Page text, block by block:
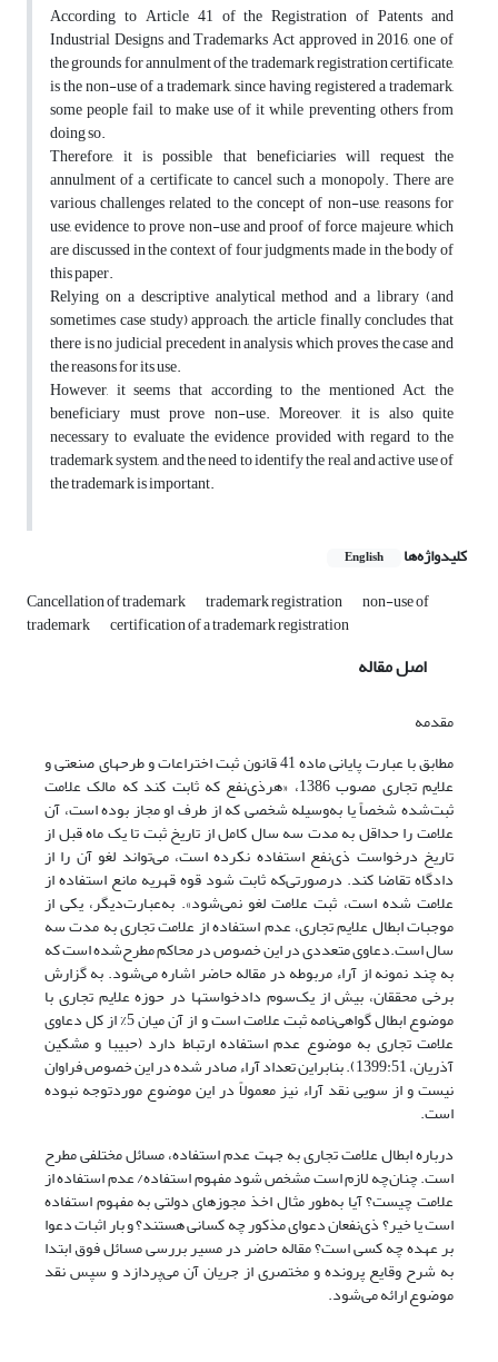
According to Article 41 of the Registration of Patents and
Industrial Designs and Trademarks Act approved in 2016, one of
the grounds for annulment of the trademark registration certificate,
is the non-use of a trademark, since having registered a trademark,
some people fail to make use of it while preventing others from
doing so.
Therefore, it is possible that beneficiaries will request the
annulment of a certificate to cancel such a monopoly. There are
various challenges related to the concept of non-use, reasons for
use, evidence to prove non-use and proof of force majeure, which
are discussed in the context of four judgments made in the body of
this paper.
Relying on a descriptive analytical method and a library (and
sometimes case study) approach, the article finally concludes that
there is no judicial precedent in analysis which proves the case and
the reasons for its use.
However, it seems that according to the mentioned Act, the
beneficiary must prove non-use. Moreover, it is also quite
necessary to evaluate the evidence provided with regard to the
trademark system, and the need to identify the real and active use of
the trademark is important.
کلیدواژه‌ها English
Cancellation of trademark trademark registration non-use of
trademark certification of a trademark registration
اصل مقاله
مقدمه
مطابق با عبارت پایانی ماده 41 قانون ثبت اختراعات و طرحهای صنعتی و
علایم تجاری مصوب 1386، «هرذی‌نفع که ثابت کند که مالک علامت
ثبت‌شده شخصاً یا به‌وسیله شخصی که از طرف او مجاز بوده است‌، آن
علامت را حداقل به مدت سه سال کامل از تاریخ ثبت تا یک ماه قبل از
تاریخ درخواست ذی‌نفع استفاده نکرده است‌، می‌تواند لغو آن را از
دادگاه تقاضا کند. درصورتی‌که ثابت شود قوه قهریه مانع استفاده از
علامت شده است‌، ثبت علامت لغو نمی‌شود». به‌عبارت‌دیگر، یکی از
موجبات ابطال علایم تجاری، عدم استفاده از علامت تجاری به مدت سه
سال است.دعاوی متعددی در این خصوص در محاکم مطرح‌شده است که
به چند نمونه از آراء مربوطه در مقاله حاضر اشاره می‌شود. به گزارش
برخی محققان، بیش از یک‌سوم دادخواستها در حوزه علایم تجاری با
موضوع ابطال گواهی‌نامه ثبت علامت است و از آن میان 5% از کل دعاوی
علامت تجاری به موضوع عدم استفاده ارتباط دارد (حبیبا و مشکین
آذریان، 1399:51). بنابراین تعداد آراء صادر شده در این خصوص فراوان
نیست و از سویی نقد آراء نیز معمولاً در این موضوع موردتوجه نبوده
است.
درباره ابطال علامت تجاری به جهت عدم استفاده، مسائل مختلفی مطرح
است. چنان‌چه لازم است مشخص شود مفهوم استفاده/ عدم استفاده از
علامت چیست؟ آیا به‌طور مثال اخذ مجوزهای دولتی به مفهوم استفاده
است یا خیر؟ ذی‌نفعان دعوای مذکور چه کسانی هستند؟ و بار اثبات دعوا
بر عهده چه کسی است؟ مقاله حاضر در مسیر بررسی مسائل فوق ابتدا
به شرح وقایع پرونده و مختصری از جریان آن می‌پردازد و سپس نقد
موضوع ارائه می‌شود.